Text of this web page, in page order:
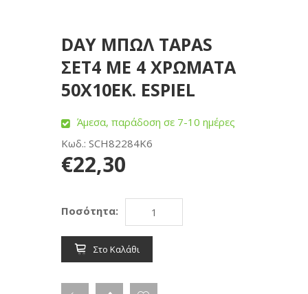
DAY ΜΠΩΛ TAPAS
ΣΕΤ4 ΜΕ 4 ΧΡΩΜΑΤΑ
50X10ΕΚ. ESPIEL
Άμεσα, παράδοση σε 7-10 ημέρες
Κωδ.: SCH82284K6
€22,30
Ποσότητα:
Στο Καλάθι